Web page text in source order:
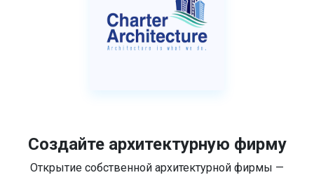
Создайте архитектурную фирму
Открытие собственной архитектурной фирмы —